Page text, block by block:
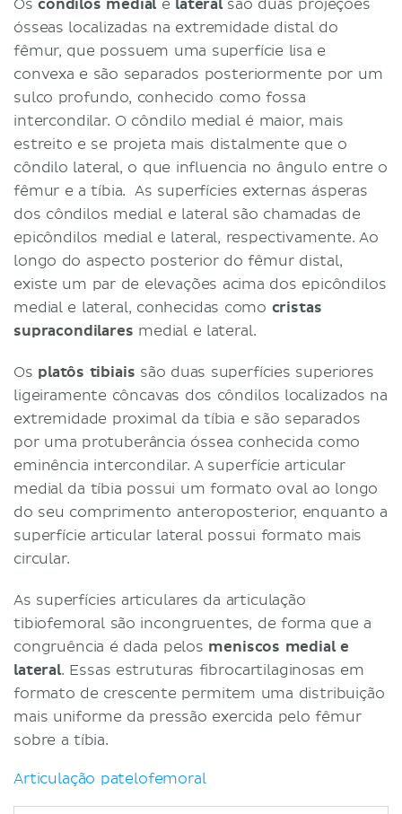
Oscôndilos mediale lateral são duas projeções
ósseas localizadas na extremidade distal do
fêmur, que possuem uma superfície lisa e
convexa e são separados posteriormente por um
sulco profundo, conhecido como fossa
intercondilar. O côndilo medial é maior, mais
estreito e se projeta mais distalmente que o
côndilo lateral, o que influencia no ângulo entre o
fêmur e a tíbia. As superfícies externas ásperas
dos côndilos medial e lateral são chamadas de
epicôndilos medial e lateral, respectivamente. Ao
longo do aspecto posterior do fêmur distal,
existe um par de elevações acima dos epicôndilos
medial e lateral, conhecidas como cristas
supracondilares medial e lateral.
Os platôs tibiais são duas superfícies superiores
ligeiramente côncavas dos côndilos localizados na
extremidade proximal da tíbia e são separados
por uma protuberância óssea conhecida como
eminência intercondilar. A superfície articular
medial da tíbia possui um formato oval ao longo
do seu comprimento anteroposterior, enquanto a
superfície articular lateral possui formato mais
circular.
As superfícies articulares da articulação
tibiofemoral são incongruentes, de forma que a
congruência é dada pelos meniscos medial e
lateral. Essas estruturas fibrocartilaginosas em
formato de crescente permitem uma distribuição
mais uniforme da pressão exercida pelo fêmur
sobre a tíbia.
Articulação patelofemoral